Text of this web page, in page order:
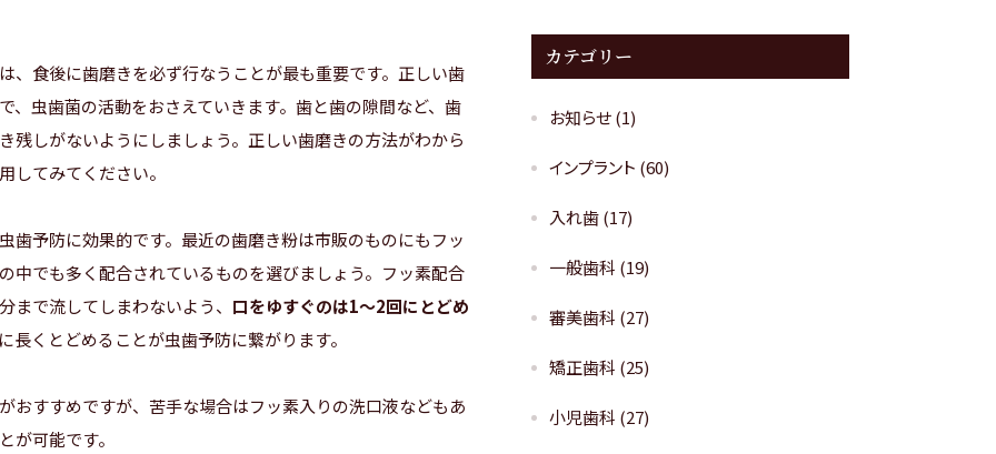
、食後に歯磨きを必ず行なうことが最も重要です。正しい歯
、虫歯菌の活動をおさえていきます。歯と歯の隙間など、歯
残しがないようにしましょう。正しい歯磨きの方法がわから
してみてください。
歯予防に効果的です。最近の歯磨き粉は市販のものにもフッ
中でも多く配合されているものを選びましょう。フッ素配合
で流してしまわないよう、 口をゆすぐのは1～2回にとどめ
くとどめることが虫歯予防に繋がります。
おすすめですが、苦手な場合はフッ素入りの洗口液などもあ
が可能です。
カテゴリー
お知らせ(1)
インプラント (60)
入れ歯(17)
一般歯科 (19)
審美歯科 (27)
矯正歯科 (25)
小児歯科 (27)